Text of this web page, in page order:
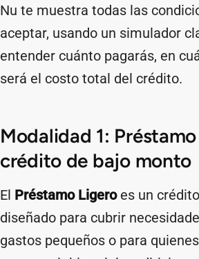
Nu te muestra todas las
aceptar, usando un simulador
entender cuánto pagarás, en
será el costo total del crédito.
Modalidad 1:
crédito de bajo monto
El Préstamo Ligeroes un
diseñado para cubrir
gastos pequeños o para